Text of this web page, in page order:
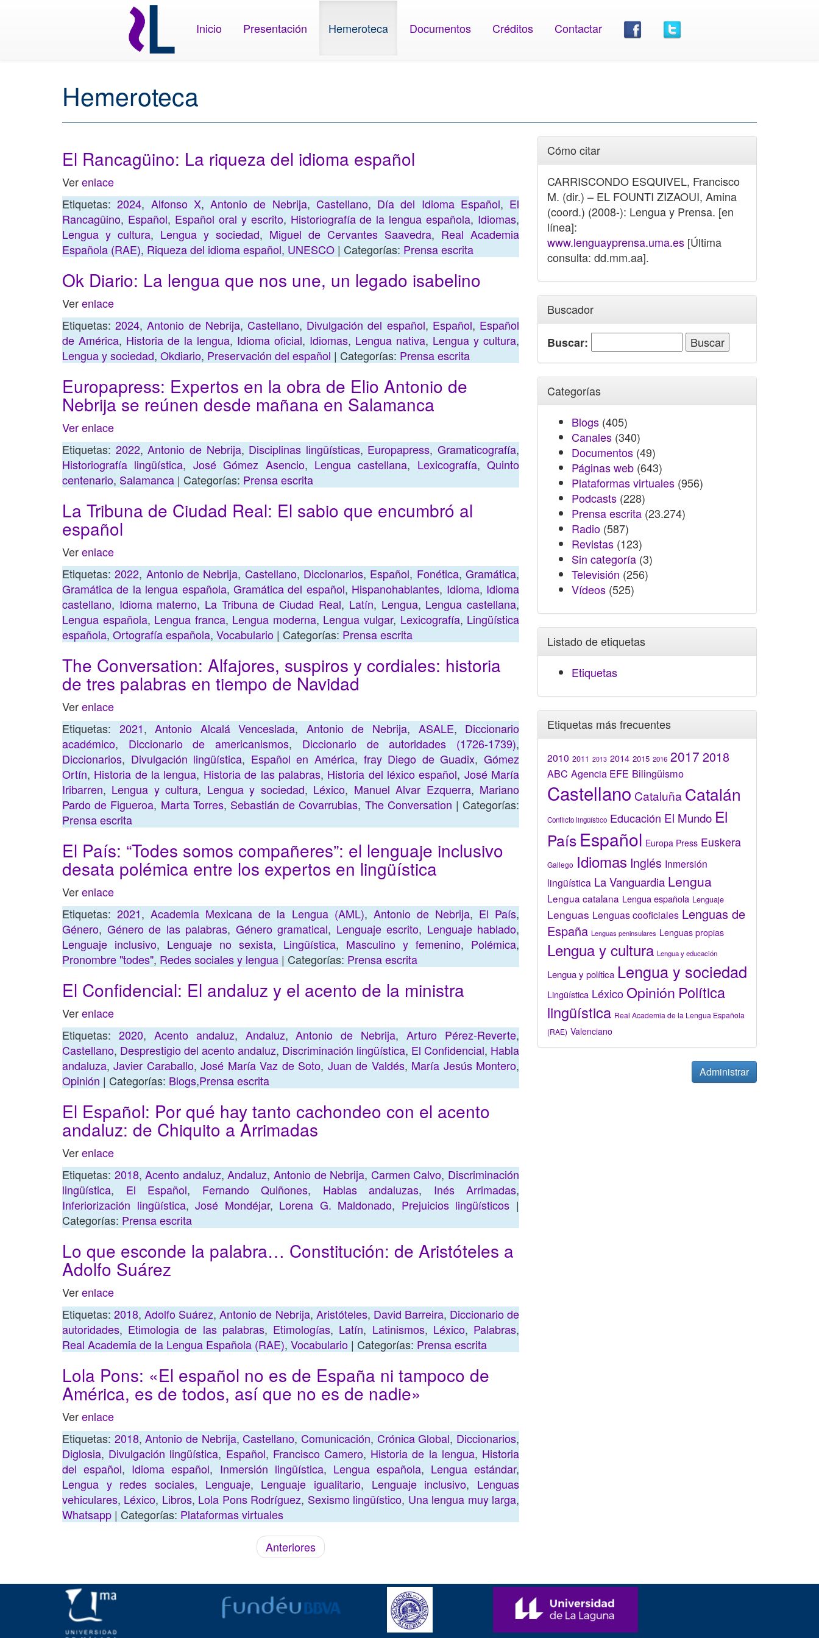
Inicio Presentación Hemeroteca Documentos Créditos Contactar
Hemeroteca
El Rancagüino: La riqueza del idioma español
Verenlace
Etiquetas:2024, Alfonso X, Antonio de Nebrija, Castellano, Día del Idioma Español, El
Rancagüino, Español, Español oral y escrito, Historiografía de la lengua española, Idiomas,
Lengua y cultura, Lengua y sociedad, Miguel de Cervantes Saavedra, Real Academia
Española (RAE), Riqueza del idioma español, UNESCO | Categorías: Prensa escrita
Ok Diario: La lengua que nos une, un legado isabelino
Verenlace
Etiquetas:2024,Antonio de Nebrija,Castellano, Divulgación del español, Español, Español
de América, Historia de la lengua, Idioma oficial, Idiomas, Lengua nativa, Lengua y cultura,
Lengua y sociedad, Okdiario, Preservación del español | Categorías: Prensa escrita
Europapress: Expertos en la obra de Elio Antonio de
Nebrija se reúnen desde mañana en Salamanca
Ver enlace
Etiquetas: 2022,Antonio de Nebrija, Disciplinas lingüísticas, Europapress, Gramaticografía,
Historiografía lingüística, José Gómez Asencio, Lengua castellana, Lexicografía, Quinto
centenario, Salamanca | Categorías: Prensa escrita
La Tribuna de Ciudad Real: El sabio que encumbró al
español
Verenlace
Etiquetas:2022, Antonio de Nebrija, Castellano, Diccionarios, Español, Fonética,Gramática,
Gramática de la lengua española,Gramática del español, Hispanohablantes, Idioma, Idioma
castellano, Idioma materno, La Tribuna de Ciudad Real, Latín, Lengua, Lengua castellana,
Lengua española, Lengua franca, Lengua moderna, Lengua vulgar, Lexicografía, Lingüística
española, Ortografía española, Vocabulario | Categorías: Prensa escrita
The Conversation: Alfajores, suspiros y cordiales: historia
de tres palabras en tiempo de Navidad
Verenlace
Etiquetas: 2021,Antonio Alcalá Venceslada, Antonio de Nebrija, ASALE, Diccionario
académico, Diccionario de americanismos, Diccionario de autoridades (1726-1739),
Diccionarios, Divulgación lingüística, Español en América, fray Diego de Guadix,Gómez
Ortín, Historia de la lengua, Historia de las palabras, Historia del léxico español, José María
Iribarren, Lengua y cultura, Lengua y sociedad, Léxico, Manuel Alvar Ezquerra, Mariano
Pardo de Figueroa, Marta Torres, Sebastián de Covarrubias, The Conversation | Categorías:
Prensa escrita
El País: “Todes somos compañeres”: el lenguaje inclusivo
desata polémica entre los expertos en lingüística
Verenlace
Etiquetas:2021,Academia Mexicana de la Lengua (AML), Antonio de Nebrija, El País,
Género, Género de las palabras, Género gramatical, Lenguaje escrito, Lenguaje hablado,
Lenguaje inclusivo, Lenguaje no sexista, Lingüística, Masculino y femenino, Polémica,
Pronombre "todes", Redes sociales y lengua | Categorías: Prensa escrita
El Confidencial: El andaluz y el acento de la ministra
Verenlace
Etiquetas: 2020, Acento andaluz, Andaluz,Antonio de Nebrija,Arturo Pérez-Reverte,
Castellano, Desprestigio del acento andaluz, Discriminación lingüística, El Confidencial, Habla
andaluza,Javier Caraballo,José María Vaz de Soto, Juan de Valdés, María Jesús Montero,
Opinión | Categorías: Blogs,Prensa escrita
El Español: Por qué hay tanto cachondeo con el acento
andaluz: de Chiquito a Arrimadas
Verenlace
Etiquetas: 2018,Acento andaluz,Andaluz,Antonio de Nebrija, Carmen Calvo, Discriminación
lingüística, El Español, Fernando Quiñones, Hablas andaluzas, Inés Arrimadas,
Inferiorización lingüística,José Mondéjar, Lorena G. Maldonado, Prejuicios lingüísticos |
Categorías: Prensa escrita
Lo que esconde la palabra… Constitución: de Aristóteles a
Adolfo Suárez
Verenlace
Etiquetas:2018,Adolfo Suárez,Antonio de Nebrija, Aristóteles, David Barreira, Diccionario de
autoridades, Etimologia de las palabras, Etimologías, Latín, Latinismos, Léxico, Palabras,
Real Academia de la Lengua Española (RAE), Vocabulario | Categorías: Prensa escrita
Lola Pons: «El español no es de España ni tampoco de
América, es de todos, así que no es de nadie»
Verenlace
Etiquetas: 2018,Antonio de Nebrija,Castellano,Comunicación, Crónica Global, Diccionarios,
Diglosia, Divulgación lingüística, Español, Francisco Camero, Historia de la lengua, Historia
del español, Idioma español, Inmersión lingüística, Lengua española, Lengua estándar,
Lengua y redes sociales, Lenguaje, Lenguaje igualitario, Lenguaje inclusivo, Lenguas
vehiculares, Léxico, Libros, Lola Pons Rodríguez, Sexismo lingüístico, Una lengua muy larga,
Whatsapp | Categorías: Plataformas virtuales
Anteriores
Cómo citar
CARRISCONDO ESQUIVEL, Francisco
M. (dir.) – EL FOUNTI ZIZAOUI, Amina
(coord.) (2008-): Lengua y Prensa. [en
línea]:
www.lenguayprensa.uma.es [Última
consulta: dd.mm.aa].
Buscador
Buscar:
Categorías
Blogs (405)
Canales (340)
Documentos (49)
Páginas web (643)
Plataformas virtuales (956)
Podcasts (228)
Prensa escrita (23.274)
Radio (587)
Revistas (123)
Sin categoría (3)
Televisión (256)
Vídeos (525)
Listado de etiquetas
Etiquetas
Etiquetas más frecuentes
2010 2011 2013 2014 2015 2016 2017 2018
ABC Agencia EFE Bilingüismo
Castellano Cataluña Catalán
Conflicto lingüístico Educación El Mundo El
País Español Europa Press Euskera
Gallego Idiomas Inglés Inmersión
lingüística La Vanguardia Lengua
Lengua catalana Lengua española Lenguaje
Lenguas Lenguas cooficiales Lenguas de
España Lenguas peninsulares Lenguas propias
Lengua y cultura Lengua y educación
Lengua y política Lengua y sociedad
Lingüística LéxicoOpinión Política
lingüística Real Academia de la Lengua Española
(RAE) Valenciano
Administrar